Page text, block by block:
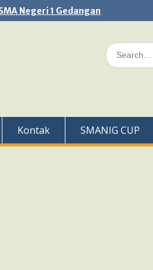
Negeri 1 Gedangan
Search
for:
Kontak SMANIG CUP